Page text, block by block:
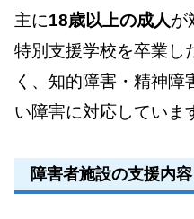
主に18歳以上の成人が
特別支援学校を卒業し
く、知的障害・精神
い障害に対応していま
障害者施設の支援内容